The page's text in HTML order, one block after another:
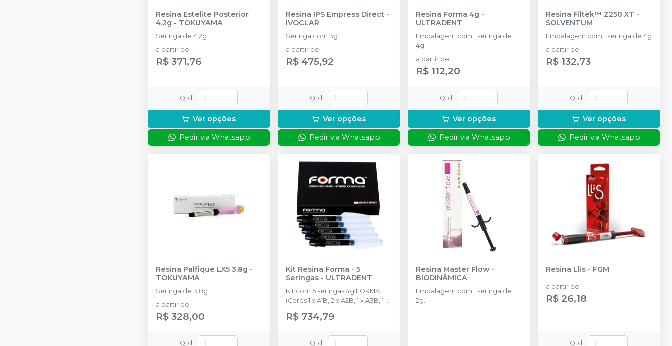
Resina Estelite Posterior
4.2g - TOKUYAMA
Seringa de 4,2g.
a partir de:
R$ 371,76
Qtd :
Ver opções
Pedir via Whatsapp
Resina IPS Empress Direct -
IVOCLAR
Seringa com 3g.
a partir de:
R$ 475,92
Qtd :
Ver opções
Pedir via Whatsapp
Resina Forma 4g -
ULTRADENT
Embalagem com 1 seringa de
4g.
a partir de:
R$ 112,20
Qtd :
Ver opções
Pedir via Whatsapp
Resina Filtek™ Z250 XT -
SOLVENTUM
Embalagem com 1 seringa de 4g
a partir de:
R$ 132,73
Qtd :
Ver opções
Pedir via Whatsapp
Resina Palfique LX5 3,8g -
TOKUYAMA
Seringa de 3,8g.
a partir de:
R$ 328,00
Qtd :
Kit Resina Forma - 5
Seringas - ULTRADENT
Kit com 5 seringas 4g FORMA
(Cores 1 x A1B, 2 x A2B, 1 x A3B, 1 x
R$ 734,79
Qtd :
Resina Master Flow -
BIODINÂMICA
Embalagem com 1 seringa de
2g.
Resina Llis - FGM
a partir de:
R$ 26,18
Qtd :